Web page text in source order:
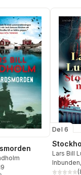
Del 6
Lars Bill
Inbunden
(